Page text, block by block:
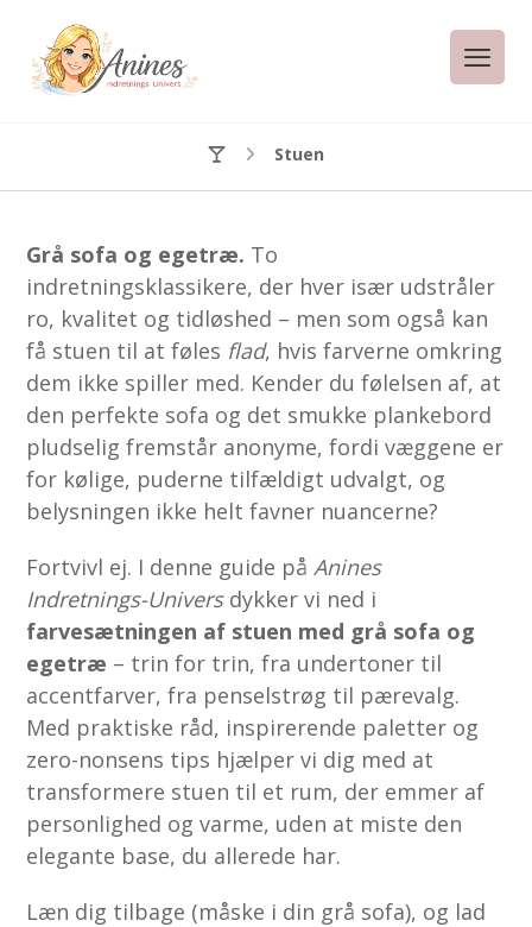
Stuen
Grå sofa og egetræ. To
indretningsklassikere, der hver især udstråler
ro, kvalitet og tidløshed – men som også kan
få stuen til at føles flad, hvis farverne omkring
dem ikke spiller med. Kender du følelsen af, at
den perfekte sofa og det smukke plankebord
pludselig fremstår anonyme, fordi væggene er
for kølige, puderne tilfældigt udvalgt, og
belysningen ikke helt favner nuancerne?
Fortvivl ej. I denne guide påAnines
Indretnings-Universdykker vi ned i
farvesætningen af stuen med grå sofa og
egetræ – trin for trin, fra undertoner til
accentfarver, fra penselstrøg til pærevalg.
Med praktiske råd, inspirerende paletter og
zero-nonsens tips hjælper vi dig med at
transformere stuen til et rum, der emmer af
personlighed og varme, uden at miste den
elegante base, du allerede har.
Læn dig tilbage (måske i din grå sofa), og lad